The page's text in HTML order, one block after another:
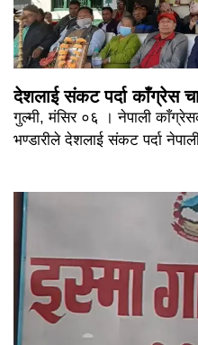
देशलाई संकट पर्दा काँग्रेस
गुल्मी, मंसिर ०६ । नेपाली
भण्डारीले देशलाई संकट पर्दा